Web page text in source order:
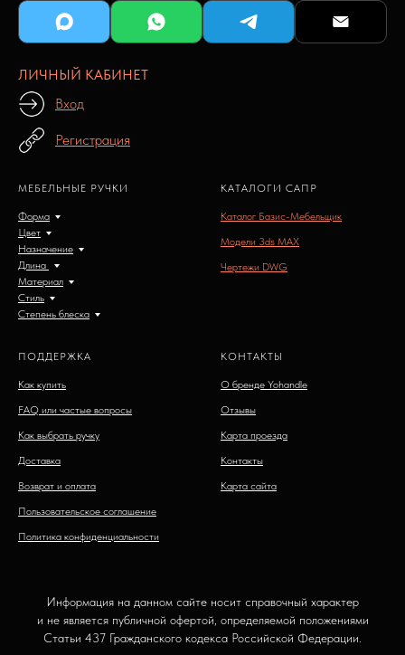
ЛИЧНЫЙ КАБИНЕТ
Вход
Регистрация
МЕБЕЛЬНЫЕ РУЧКИ
Форма
Цвет
Назначение
Длина
Материал
Стиль
Степень блеска
КАТАЛОГИ САПР
Каталог Базис-Мебельщик
Модели 3ds MAX
Чертежи DWG
ПОДДЕРЖКА
Как купить
FAQ или частые вопросы
Как выбрать ручку
Доставка
Возврат и оплата
Пользовательское соглашение
Политика конфиденциальности
КОНТАКТЫ
О бренде Yohandle
Отзывы
Карта проезда
Контакты
Карта сайта
Информация на данном сайте носит справочный характер
и не является публичной офертой, определяемой положениями
Статьи 437 Гражданского кодекса Российской Федерации.